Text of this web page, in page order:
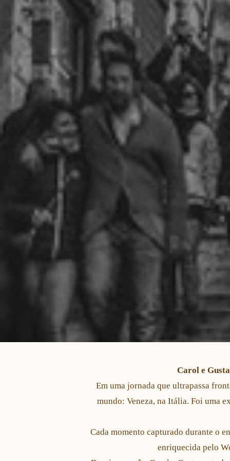
Carol e
Em uma jornada que ultrapassa
mundo: Veneza, na Itália. Foi uma
Cada momento capturado durante o
enriquecida pelo